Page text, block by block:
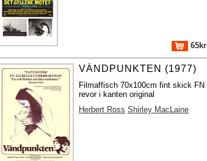
65kr
VÄNDPUNKTEN (1977)
Filmaffisch 70x100cm fint skick FN
revor i kanten original
Herbert Ross Shirley MacLaine